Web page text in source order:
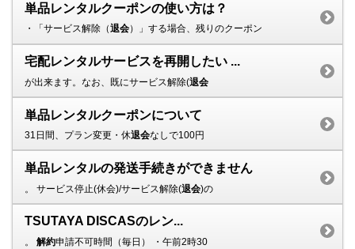
単品レンタルクーポンの使い方は？
・「サービス解除（退会）」する場合、残りのクーポン
宅配レンタルサービスを再開したい ...
が出来ます。なお、既にサービス解除(退会
単品レンタルクーポンについて
31日間、プラン変更・休退会なしで100円
単品レンタルの発送手続きができません
。 サービス停止(休会)/サービス解除(退会)の
TSUTAYA DISCASのレン...
。 解約申請不可時間（毎日） ・午前2時30